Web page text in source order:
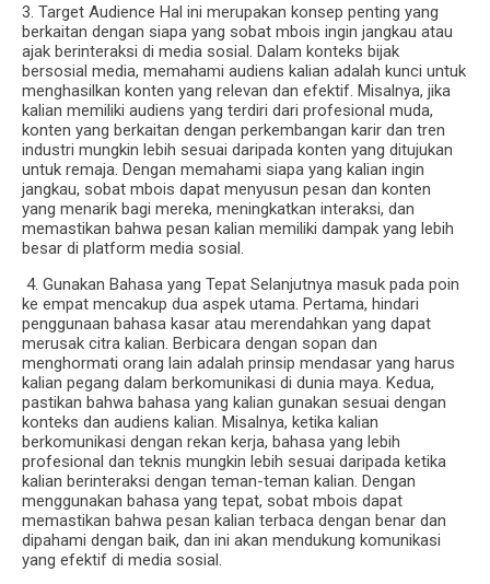
3. Target Audience Hal ini merupakan konsep penting yang
berkaitan dengan siapa yang sobat mbois ingin jangkau atau
ajak berinteraksi di media sosial. Dalam konteks bijak
bersosial media, memahami audiens kalian adalah kunci untuk
menghasilkan konten yang relevan dan efektif. Misalnya, jika
kalian memiliki audiens yang terdiri dari profesional muda,
konten yang berkaitan dengan perkembangan karir dan tren
industri mungkin lebih sesuai daripada konten yang ditujukan
untuk remaja. Dengan memahami siapa yang kalian ingin
jangkau, sobat mbois dapat menyusun pesan dan konten
yang menarik bagi mereka, meningkatkan interaksi, dan
memastikan bahwa pesan kalian memiliki dampak yang lebih
besar di platform media sosial.
4. Gunakan Bahasa yang Tepat Selanjutnya masuk pada poin
ke empat mencakup dua aspek utama. Pertama, hindari
penggunaan bahasa kasar atau merendahkan yang dapat
merusak citra kalian. Berbicara dengan sopan dan
menghormati orang lain adalah prinsip mendasar yang harus
kalian pegang dalam berkomunikasi di dunia maya. Kedua,
pastikan bahwa bahasa yang kalian gunakan sesuai dengan
konteks dan audiens kalian. Misalnya, ketika kalian
berkomunikasi dengan rekan kerja, bahasa yang lebih
profesional dan teknis mungkin lebih sesuai daripada ketika
kalian berinteraksi dengan teman-teman kalian. Dengan
menggunakan bahasa yang tepat, sobat mbois dapat
memastikan bahwa pesan kalian terbaca dengan benar dan
dipahami dengan baik, dan ini akan mendukung komunikasi
yang efektif di media sosial.